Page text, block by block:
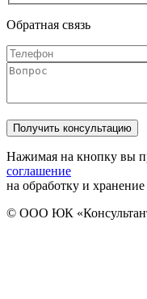
Обратная связь
Нажимая на кнопку вы
соглашение
на обработку и
© ООО ЮК